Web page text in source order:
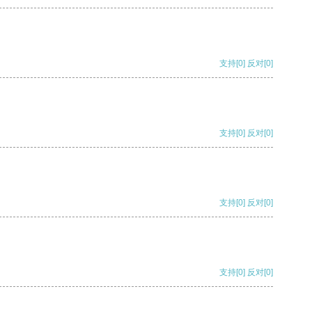
支持[0] 反对[0]
支持[0] 反对[0]
支持[0] 反对[0]
支持[0] 反对[0]